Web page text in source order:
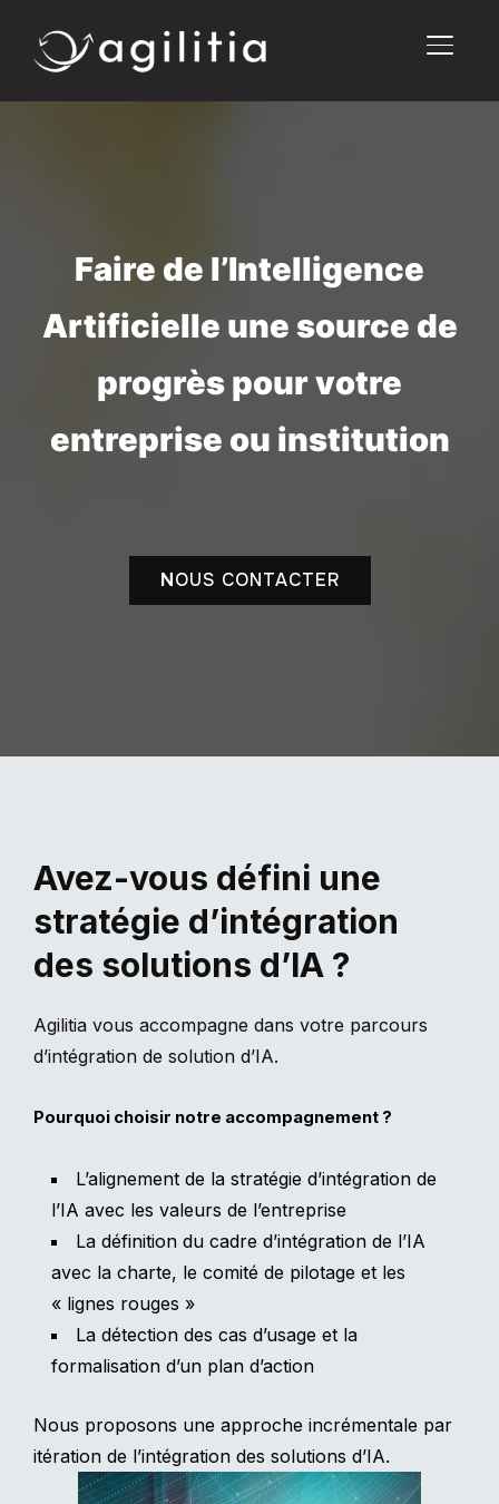
Faire de l’Intelligence
Artificielle une source de
progrès pour votre
entreprise ou institution
NOUS CONTACTER
Avez-vous défini une
stratégie d’intégration
des solutions d’IA ?
Agilitia vous accompagne dans votre parcours
d’intégration de solution d’IA.
Pourquoi choisir notre accompagnement ?
L’alignement de la stratégie d’intégration de
l’IA avec les valeurs de l’entreprise
La définition du cadre d’intégration de l’IA
avec la charte, le comité de pilotage et les
« lignes rouges »
La détection des cas d’usage et la
formalisation d’un plan d’action
Nous proposons une approche incrémentale par
itération de l’intégration des solutions d’IA.